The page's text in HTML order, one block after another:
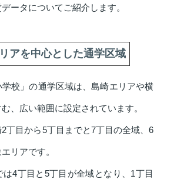
ータについてご紹介します。
アを中心とした通学区域
学校」の通学区域は、島崎エリアや横
、広い範囲に設定されています。
丁目から5丁目までと7丁目の全域、6
リアです。
は4丁目と5丁目が全域となり、1丁目